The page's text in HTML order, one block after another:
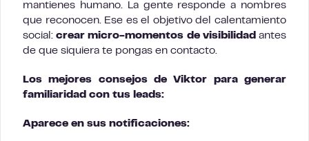
mantienes humano. La gente responde a nombres
que reconocen. Ese es el objetivo del calentamiento
social:crear micro-momentos de visibilidad antes
de que siquiera te pongas en contacto.
Los mejores consejos de Viktor para generar
familiaridad con tus leads:
Aparece en sus notificaciones: